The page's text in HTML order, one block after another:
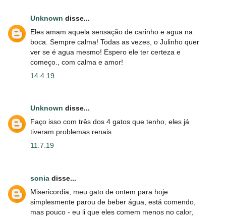
Unknown disse...
Eles amam aquela sensação de carinho e agua na
boca. Sempre calma! Todas as vezes, o Julinho quer
ver se é agua mesmo! Espero ele ter certeza e
começo., com calma e amor!
14.4.19
Unknown disse...
Faço isso com três dos 4 gatos que tenho, eles já
tiveram problemas renais
11.7.19
sonia disse...
Misericordia, meu gato de ontem para hoje
simplesmente parou de beber água, está comendo,
mas pouco - eu li que eles comem menos no calor,